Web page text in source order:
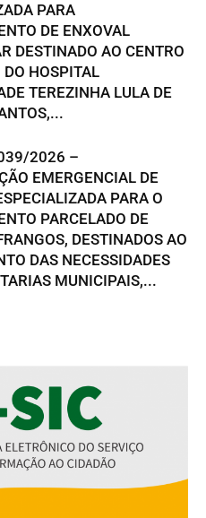
PARA
DE ENXOVAL
DESTINADO AO CENTRO
DO HOSPITAL
TEREZINHA LULA DE
2026 –
EMERGENCIAL DE
PARA O
PARCELADO DE
DESTINADOS AO
DAS NECESSIDADES
MUNICIPAIS,...